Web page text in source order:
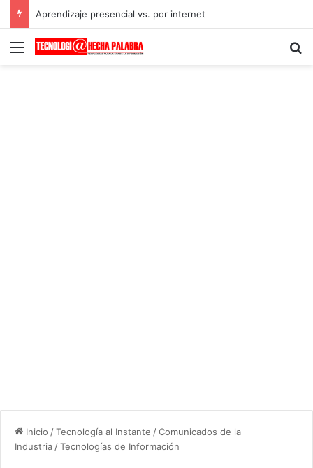
Aprendizaje presencial vs. por internet
Menú
Inicio /Tecnología al Instante /Comunicados de la
Industria /Tecnologías de Información